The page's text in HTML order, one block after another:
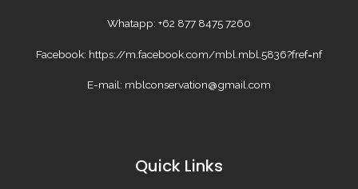
Whatapp: +62 877 8475 7260
Facebook: https://m.facebook.com/mbl.mbl.5836?fref=nf
E-mail: mblconservation@gmail.com
Quick Links